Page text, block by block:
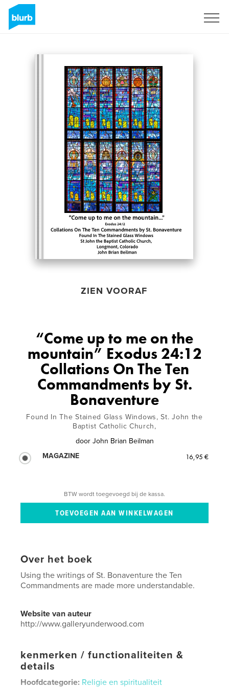
ZIEN VOORAF
“Come up to me on the
mountain” Exodus 24:12
Collations On The Ten
Commandments by St.
Bonaventure
Found In The Stained Glass Windows, St. John the
Baptist Catholic Church,
door John Brian Beilman
MAGAZINE
16,95 €
BTW wordt toegevoegd bij de kassa.
Over het boek
Using the writings of St. Bonaventure the Ten
Commandments are made more understandable.
Website van auteur
http://www.galleryunderwood.com
kenmerken / functionaliteiten &
details
Hoofdcategorie: Religie en spiritualiteit